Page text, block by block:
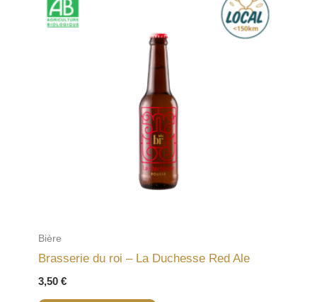
Bière
Brasserie du roi – La Duchesse Red Ale
3,50 €